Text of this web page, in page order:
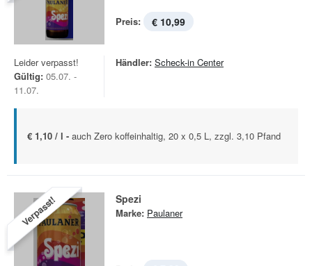
Preis: € 10,99
Leider verpasst!
Gültig: 05.07. -
11.07.
Händler: Scheck-in Center
€ 1,10 / l - auch Zero koffeinhaltig, 20 x 0,5 L, zzgl. 3,10 Pfand
Verpasst! Spezi
Marke: Paulaner